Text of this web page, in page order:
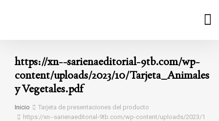
https://xn--sarienaeditorial-9tb.com/wp-
content/uploads/2023/10/Tarjeta_Animales
y Vegetales.pdf
Estás aquí:
Inicio
Tarjeta de presentaciones del producto
https://xn--sarienaeditorial-9tb.com/wp-content/uploads/2023/10/